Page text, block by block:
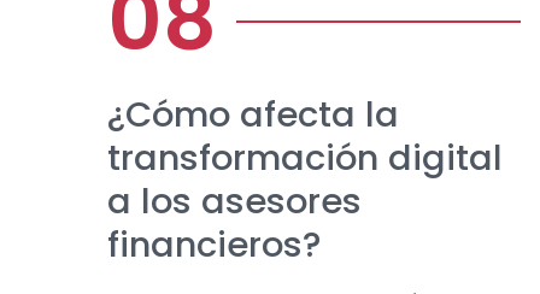
¿Cómo afecta la
transformación digital
a los asesores
financieros?